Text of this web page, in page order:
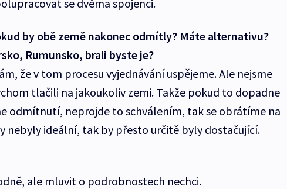
se dvěma spojenci.
by obě země nakonec odmítly? Máte alternativu?
Rumunsko, brali byste je?
že v tom procesu vyjednávání uspějeme. Ale nejsme
tlačili na jakoukoliv zemi. Takže pokud to dopadne
odmítnutí, neprojde to schválením, tak se obrátíme na
nebyly ideální, tak by přesto určitě byly dostačující.
ale mluvit o podrobnostech nechci.